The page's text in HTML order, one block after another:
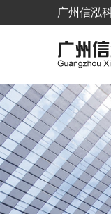
广州信泓